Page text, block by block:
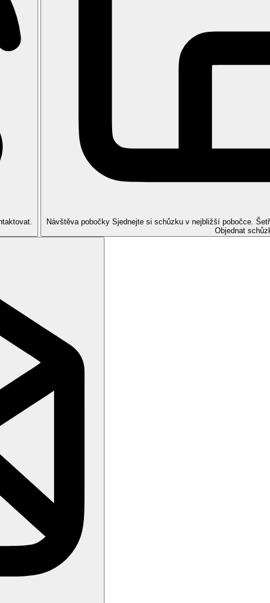
My Favorite Club*, přímý výhled na moře
dne)
za poplatek
nápojů místní a zahraniční výroby
(nutná rezervace)
zavedením případných hygienických či protiepidemických opatření v
Návštěva pobočky Sjednejte si schůzku v nejbližší pobočce.
Objednat